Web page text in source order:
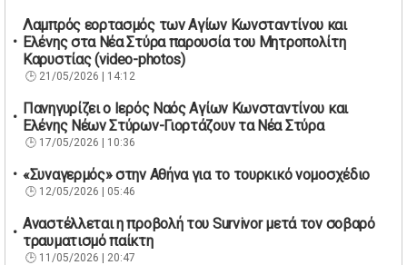
Λαμπρός εορτασμός των Αγίων Κωνσταντίνου και
Ελένης στα Νέα Στύρα παρουσία του Μητροπολίτη
Καρυστίας (video-photos)
21/05/2026 | 14:12
Πανηγυρίζει ο Ιερός Ναός Αγίων Κωνσταντίνου και
Ελένης Νέων Στύρων-Γιορτάζουν τα Νέα Στύρα
17/05/2026 | 10:36
«Συναγερμός» στην Αθήνα για το τουρκικό νομοσχέδιο
12/05/2026 | 05:46
Αναστέλλεται η προβολή του Survivor μετά τον σοβαρό
τραυματισμό παίκτη
11/05/2026 | 20:47